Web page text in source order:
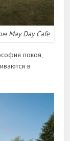
May Day Cafe
покоя,
в